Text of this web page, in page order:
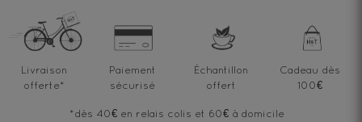
Livraison
offerte*
Paiement
sécurisé
Échantillon
offert
Cadeau dès
100€
*dès 40€ en relais colis et 60€ à domicile